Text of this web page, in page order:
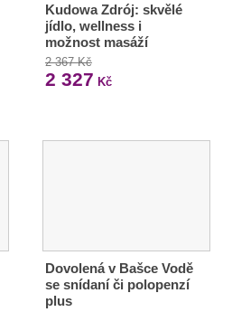
Kudowa Zdrój: skvělé
jídlo, wellness i
možnost masáží
2 367 Kč
2 327 Kč
Dovolená v Bašce Vodě
se snídaní či polopenzí
plus